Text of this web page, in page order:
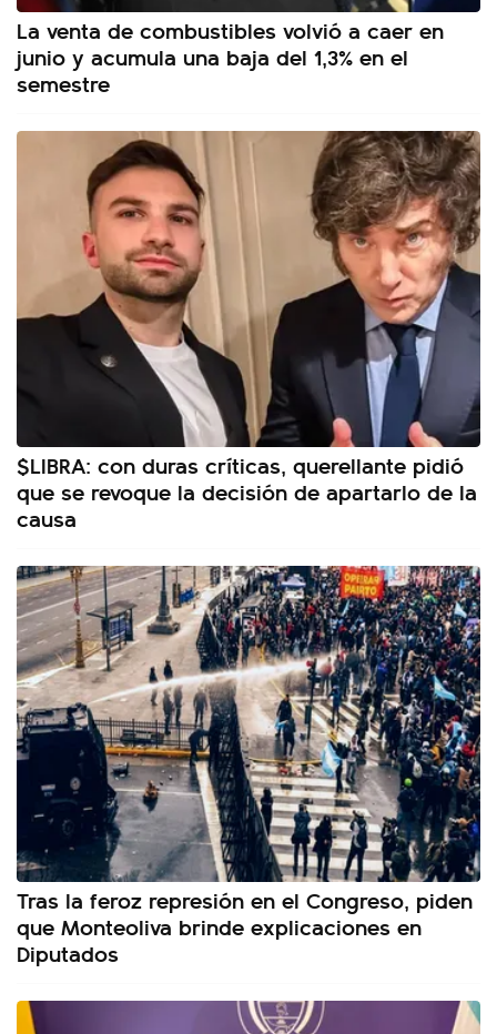
La venta de combustibles volvió a caer en
junio y acumula una baja del 1,3% en el
semestre
$LIBRA: con duras críticas, querellante pidió
que se revoque la decisión de apartarlo de la
causa
Tras la feroz represión en el Congreso, piden
que Monteoliva brinde explicaciones en
Diputados